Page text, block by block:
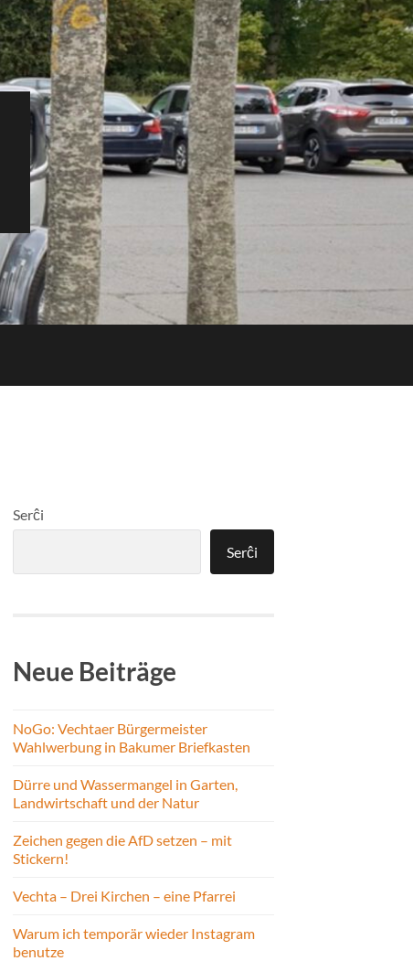
Serĉi
Serĉi
Neue Beiträge
NoGo: Vechtaer Bürgermeister
Wahlwerbung in Bakumer Briefkasten
Dürre und Wassermangel in Garten,
Landwirtschaft und der Natur
Zeichen gegen die AfD setzen – mit
Stickern!
Vechta – Drei Kirchen – eine Pfarrei
Warum ich temporär wieder Instagram
benutze